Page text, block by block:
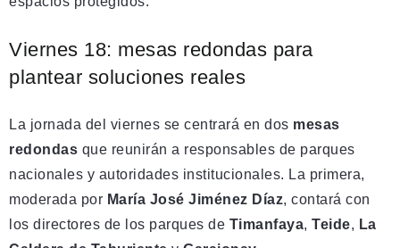
Viernes 18: mesas redondas para
plantear soluciones reales
La jornada del viernes se centrará en dos mesas
redondas que reunirán a responsables de parques
nacionales y autoridades institucionales. La primera,
moderada por María José Jiménez Díaz, contará con
los directores de los parques de Timanfaya, Teide, La